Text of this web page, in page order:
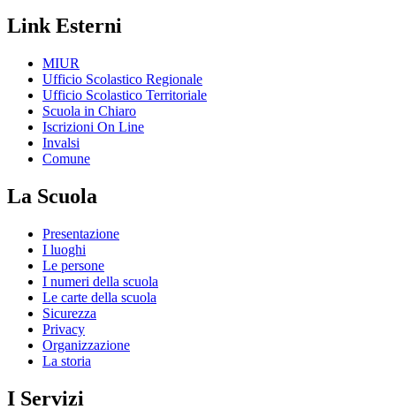
Link Esterni
MIUR
Ufficio Scolastico Regionale
Ufficio Scolastico Territoriale
Scuola in Chiaro
Iscrizioni On Line
Invalsi
Comune
La Scuola
Presentazione
I luoghi
Le persone
I numeri della scuola
Le carte della scuola
Sicurezza
Privacy
Organizzazione
La storia
I Servizi